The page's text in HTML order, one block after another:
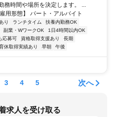
務時間や場所を決定します。 ...
用形態】 パート・アルバイト
り ランチタイム
扶養内勤務OK
副業・WワークOK
1日4時間以内OK
応募可 資格取得支援あり
長期
休取得実績あり 早朝 午後
3 4 5 次へ
求人を受け取る